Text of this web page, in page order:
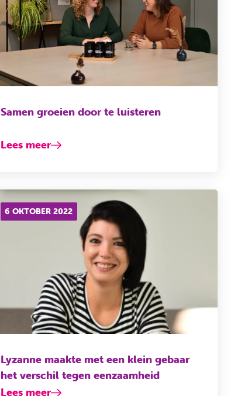
Samen groeien door te luisteren
Lees meer
6 OKTOBER 2022
Lyzanne maakte met een klein gebaar
het verschil tegen eenzaamheid
Lees meer